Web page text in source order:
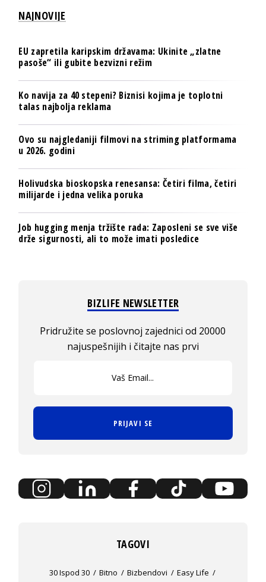
NAJNOVIJE
EU zapretila karipskim državama: Ukinite „zlatne
pasoše“ ili gubite bezvizni režim
Ko navija za 40 stepeni? Biznisi kojima je toplotni
talas najbolja reklama
Ovo su najgledaniji filmovi na striming platformama
u 2026. godini
Holivudska bioskopska renesansa: Četiri filma, četiri
milijarde i jedna velika poruka
Job hugging menja tržište rada: Zaposleni se sve više
drže sigurnosti, ali to može imati posledice
BIZLIFE NEWSLETTER
Pridružite se poslovnoj zajednici od 20000
najuspešnijih i čitajte nas prvi
PRIJAVI SE
TAGOVI
30 Ispod 30 Bitno Bizbendovi
Easy Life